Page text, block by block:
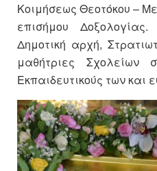
Κοιμήσεως Θεοτόκου –
επισήμου
Δημοτική αρχή,
μαθήτριες Σχολείων
Εκπαιδευτικούς των και